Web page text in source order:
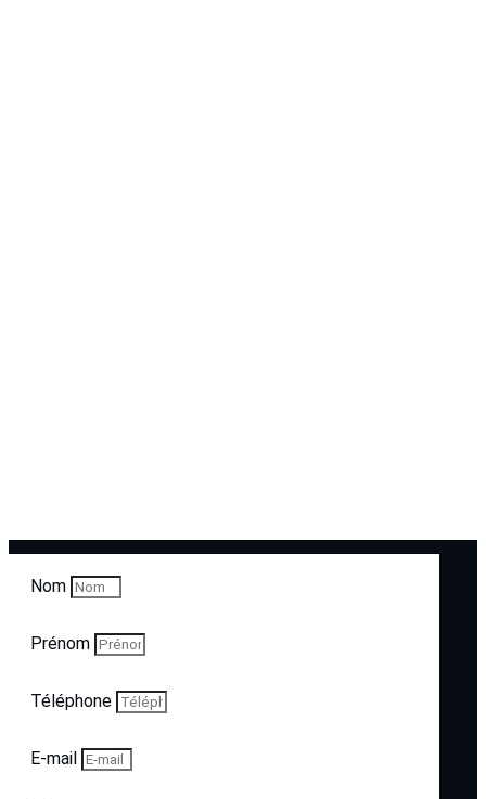
Nom
Prénom
Téléphone
E-mail